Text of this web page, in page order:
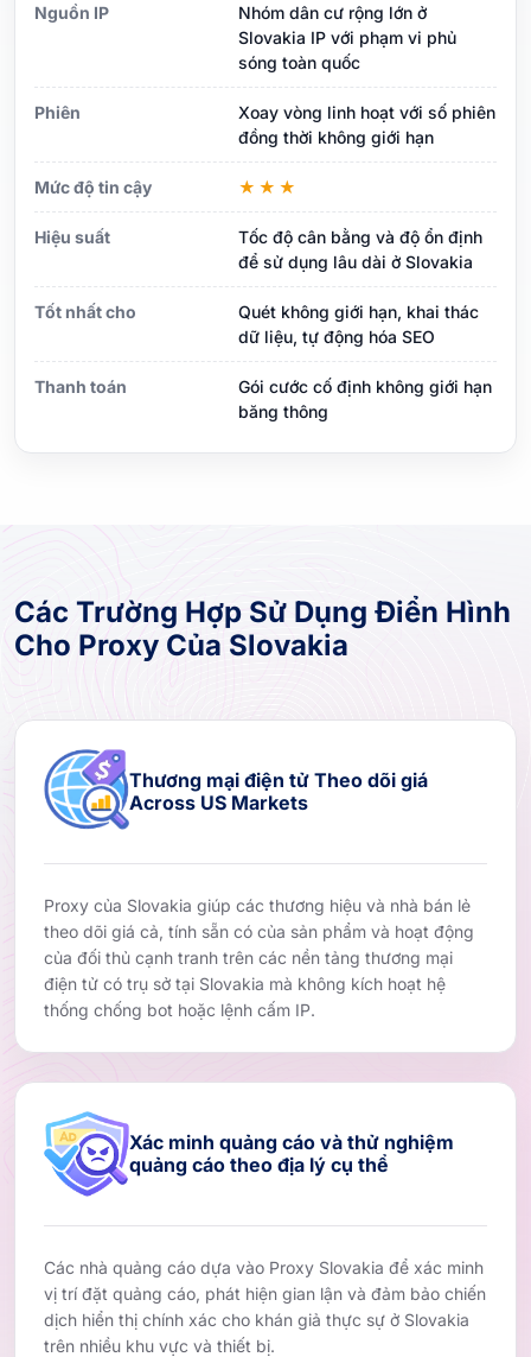
Nguồn IP
Nhóm dân cư rộng lớn ở
Slovakia IP với phạm vi phủ
sóng toàn quốc
Phiên
Xoay vòng linh hoạt với số phiên
đồng thời không giới hạn
Mức độ tin cậy ★★★
Hiệu suất
Tốc độ cân bằng và độ ổn định
để sử dụng lâu dài ở Slovakia
Tốt nhất cho
Quét không giới hạn, khai thác
dữ liệu, tự động hóa SEO
Thanh toán
Gói cước cố định không giới hạn
băng thông
Các Trường Hợp Sử Dụng Điển Hình
Cho Proxy Của Slovakia
Thương mại điện tử Theo dõi giá
Across US Markets
Proxy của Slovakia giúp các thương hiệu và nhà bán lẻ
theo dõi giá cả, tính sẵn có của sản phẩm và hoạt động
của đối thủ cạnh tranh trên các nền tảng thương mại
điện tử có trụ sở tại Slovakia mà không kích hoạt hệ
thống chống bot hoặc lệnh cấm IP.
Xác minh quảng cáo và thử nghiệm
quảng cáo theo địa lý cụ thể
Các nhà quảng cáo dựa vào Proxy Slovakia để xác minh
vị trí đặt quảng cáo, phát hiện gian lận và đảm bảo chiến
dịch hiển thị chính xác cho khán giả thực sự ở Slovakia
trên nhiều khu vực và thiết bị.